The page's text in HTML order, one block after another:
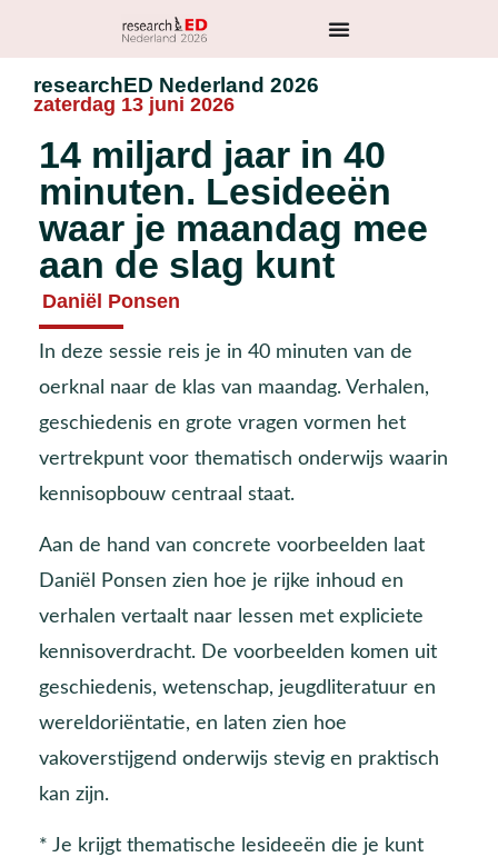
researchED Nederland 2026
zaterdag 13 juni 2026
14 miljard jaar in 40
minuten. Lesideeën
waar je maandag mee
aan de slag kunt
Daniël Ponsen
In deze sessie reis je in 40 minuten van de
oerknal naar de klas van maandag. Verhalen,
geschiedenis en grote vragen vormen het
vertrekpunt voor thematisch onderwijs waarin
kennisopbouw centraal staat.
Aan de hand van concrete voorbeelden laat
Daniël Ponsen zien hoe je rijke inhoud en
verhalen vertaalt naar lessen met expliciete
kennisoverdracht. De voorbeelden komen uit
geschiedenis, wetenschap, jeugdliteratuur en
wereldoriëntatie, en laten zien hoe
vakoverstijgend onderwijs stevig en praktisch
kan zijn.
* Je krijgt thematische lesideeën die je kunt